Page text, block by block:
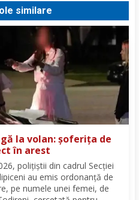
similare
la volan: șoferița de
în arest
polițiștii din cadrul Secției
au emis ordonanță de
pe numele unei femei, de